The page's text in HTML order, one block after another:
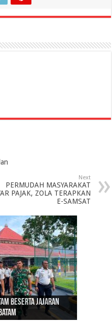
Next
PERMUDAH MASYARAKAT
PAJAK, ZOLA TERAPKAN
E-SAMSAT
Beserta Jajaran
I DPD RI di Polda
Narkotika
Cerdas Cermat Sarana
Generasi
Koperasi Merah Putih
Layani Masyarakat
Wanita Berkelas